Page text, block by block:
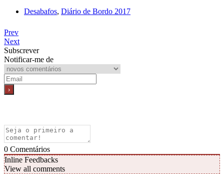
Desabafos, Diário de Bordo 2017
Prev
Next
Subscrever
Notificar-me de
0 Comentários
Inline Feedbacks
View all comments